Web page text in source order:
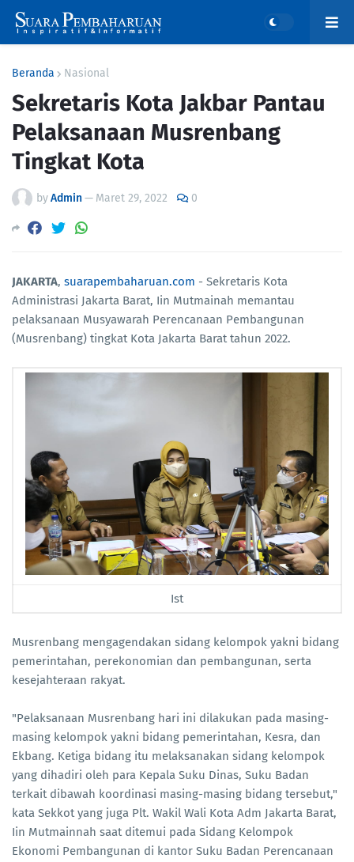
Beranda Nasional
Sekretaris Kota Jakbar Pantau
Pelaksanaan Musrenbang
Tingkat Kota
byAdmin— Maret 29, 2022 0
JAKARTA, suarapembaharuan.com - Sekretaris Kota
Administrasi Jakarta Barat, Iin Mutmainah memantau
pelaksanaan Musyawarah Perencanaan Pembangunan
(Musrenbang) tingkat Kota Jakarta Barat tahun 2022.
Ist
Musrenbang mengagendakan sidang kelompok yakni bidang
pemerintahan, perekonomian dan pembangunan, serta
kesejahteraan rakyat.
"Pelaksanaan Musrenbang hari ini dilakukan pada masing-
masing kelompok yakni bidang pemerintahan, Kesra, dan
Ekbang. Ketiga bidang itu melaksanakan sidang kelompok
yang dihadiri oleh para Kepala Suku Dinas, Suku Badan
terkait dibawah koordinasi masing-masing bidang tersebut,"
kata Sekkot yang juga Plt. Wakil Wali Kota Adm Jakarta Barat,
Iin Mutmainnah saat ditemui pada Sidang Kelompok
Ekonomi Pembangunan di kantor Suku Badan Perencanaan